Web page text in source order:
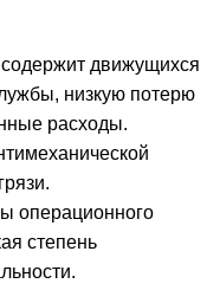
содержит движущихся
низкую потерю
расходы.
операционного
степень